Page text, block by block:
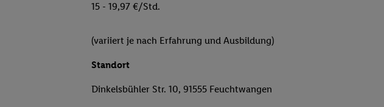
15 - 19,97 €/Std.
(variiert je nach Erfahrung und Ausbildung)
Standort
Dinkelsbühler Str. 10, 91555 Feuchtwangen